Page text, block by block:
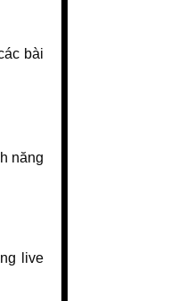
bài
năng
live